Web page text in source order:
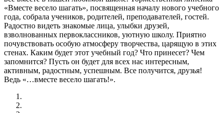
«Вместе весело шагать», посвященная началу нового учебного
года, собрала учеников, родителей, преподавателей, гостей.
Радостно видеть знакомые лица, улыбки друзей,
взволнованных первоклассников, уютную школу. Приятно
почувствовать особую атмосферу творчества, царящую в этих
стенах. Каким будет этот учебный год? Что принесет? Чем
запомнится? Пусть он будет для всех нас интересным,
активным, радостным, успешным. Все получится, друзья!
Ведь «…вместе весело шагать!».